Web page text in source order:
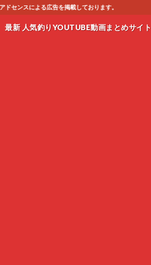
ります。
最新 人気釣りYOUTUBE動画まとめサイト